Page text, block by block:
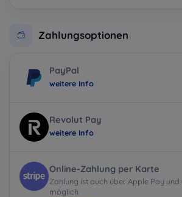
Zahlungsoptionen
PayPal
weitere Info
Revolut Pay
weitere Info
Online-Zahlung per Karte
Zahlung ist auch über Apple Pay und
möglich